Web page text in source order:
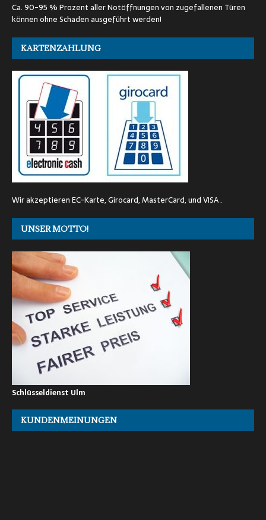
Ca. 90-95 % Prozent aller Notöffnungen von zugefallenen Türen
können ohne Schaden ausgeführt werden!
KARTENZAHLUNG
Wir akzeptieren EC-Karte, Girocard, MasterCard, und VISA .
UNSER MOTTO!
Schlüsseldienst Ulm
KUNDENMEINUNGEN